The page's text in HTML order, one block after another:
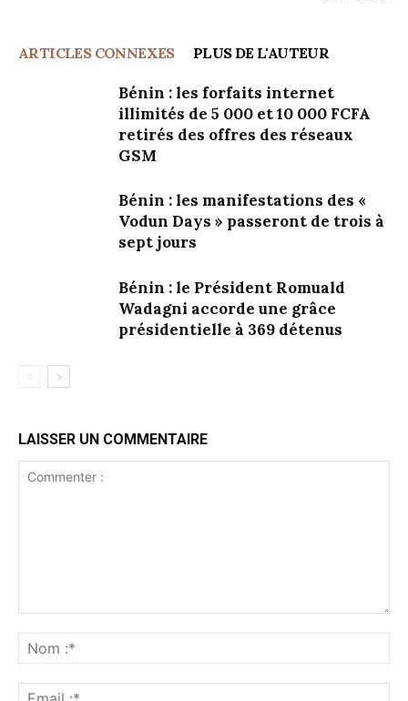
ARTICLES CONNEXES PLUS DE L'AUTEUR
Bénin : les forfaits internet
illimités de 5 000 et 10 000 FCFA
retirés des offres des réseaux
GSM
Bénin : les manifestations des «
Vodun Days » passeront de trois à
sept jours
Bénin : le Président Romuald
Wadagni accorde une grâce
présidentielle à 369 détenus
LAISSER UN COMMENTAIRE